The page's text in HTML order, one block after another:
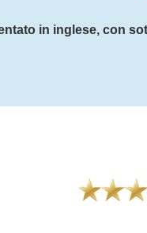
in inglese, con